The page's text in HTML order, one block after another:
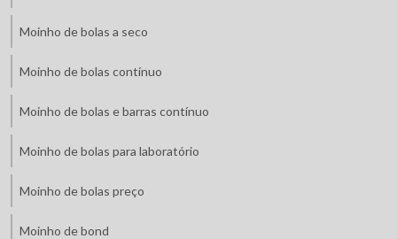
Moinho de bolas a seco
Moinho de bolas contínuo
Moinho de bolas e barras contínuo
Moinho de bolas para laboratório
Moinho de bolas preço
Moinho de bond